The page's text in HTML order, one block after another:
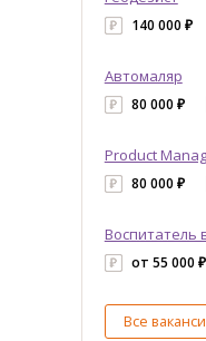
140 000 ₽
Автомаляр
80 000 ₽
Product
80 000 ₽
Воспитатель
от 55 000
Все